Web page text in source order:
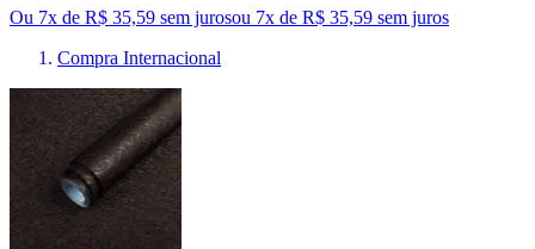
Ou 7x de R$ 35,59 sem jurosou 7x de R$ 35,59 sem juros
Compra Internacional